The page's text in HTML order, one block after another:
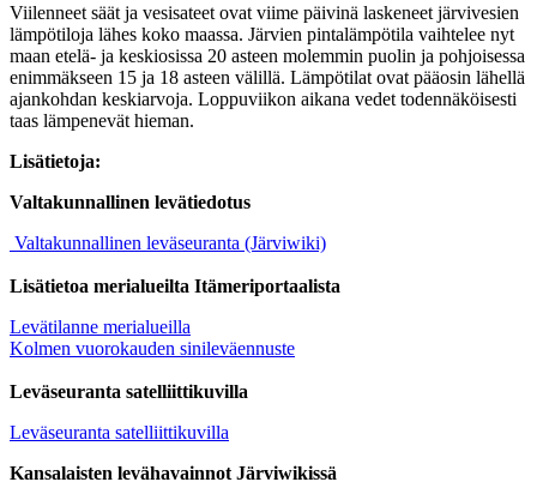
Viilenneet säät ja vesisateet ovat viime päivinä laskeneet järvivesien
lämpötiloja lähes koko maassa. Järvien pintalämpötila vaihtelee nyt
maan etelä- ja keskiosissa 20 asteen molemmin puolin ja pohjoisessa
enimmäkseen 15 ja 18 asteen välillä. Lämpötilat ovat pääosin lähellä
ajankohdan keskiarvoja. Loppuviikon aikana vedet todennäköisesti
taas lämpenevät hieman.
Lisätietoja:
Valtakunnallinen levätiedotus
Valtakunnallinen leväseuranta (Järviwiki)
Lisätietoa merialueilta Itämeriportaalista
Levätilanne merialueilla
Kolmen vuorokauden sinileväennuste
Leväseuranta satelliittikuvilla
Leväseuranta satelliittikuvilla
Kansalaisten levähavainnot Järviwikissä